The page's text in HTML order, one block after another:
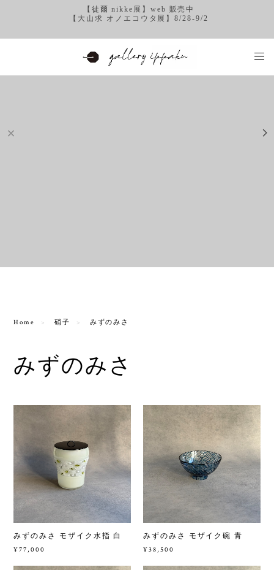
【徒爾 nikke展】web 販売中
【大山求 オノエコウタ展】8/28-9/2
Home 硝子 みずのみさ
みずのみさ
みずのみさ モザイク水指 白
¥77,000
みずのみさ モザイク碗 青
¥38,500